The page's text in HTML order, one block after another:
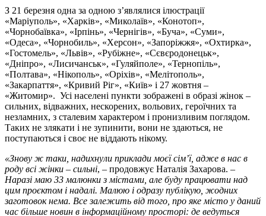
З 21 березня одна за одною з’являлися ілюстрації
«Маріуполь», «Харків», «Миколаїв», «Конотоп»,
«Чорнобаївка», «Ірпінь», «Чернігів», «Буча», «Суми»,
«Одеса», «Чорнобиль», «Херсон», «Запоріжжя», «Охтирка»,
«Гостомель», «Львів», «Рубіжне», «Сєвєродонецьк»,
«Дніпро», «Лисичанськ», «Гуляйполе», «Тернопіль»,
«Полтава», «Нікополь», «Оріхів», «Мелітополь»,
«Закарпаття», «Кривий Ріг», «Київ» і 27 жовтня –
«Житомир». Усі населені пункти зображені в образі жінок –
сильних, відважних, нескорених, вольових, героїчних та
незламних, з сталевим характером і пронизливим поглядом.
Таких не злякати і не зупинити, вони не здаються, не
поступаються і своє не віддають нікому.
«Знову ж таки, надихнули приклади моєї сім’ї, адже в нас в
роду всі жінки – сильні, – продовжує Наталія Захарова. –
Наразі маю 33 малюнки з містами, але буду працювати над
цим проєктом і надалі. Малюю і одразу публікую, жодних
заготовок нема. Все залежить від того, про яке місто у даний
час більше новин в інформаційному просторі: де ведуться